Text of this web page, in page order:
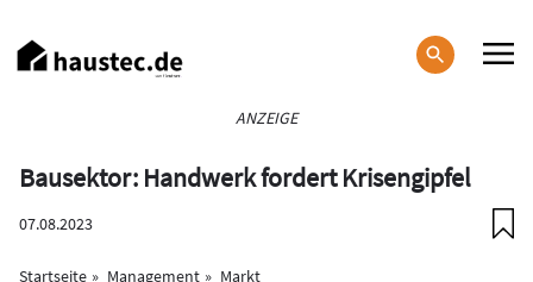
zum
Inhalt
ANZEIGE
Bausektor: Handwerk fordert Krisengipfel
07.08.2023
Startseite Management Markt